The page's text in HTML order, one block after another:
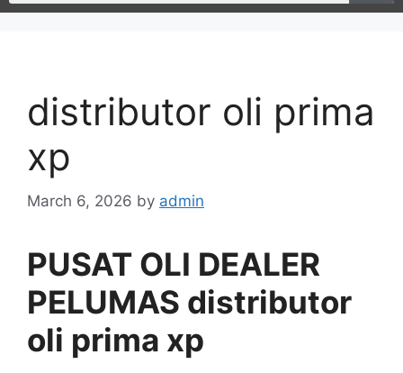
distributor oli prima
xp
March 6, 2026 by admin
PUSAT OLI DEALER
PELUMAS distributor
oli prima xp